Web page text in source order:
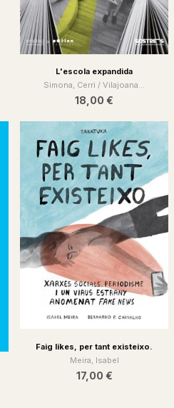
L'escola expandida
Simona, Cerri / Vilajoana...
18,00 €
Faig likes, per tant existeixo.
Meira, Isabel
17,00 €